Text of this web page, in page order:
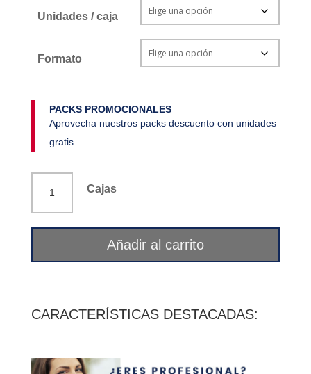
Unidades / caja
Formato
PACKS PROMOCIONALES
Aprovecha nuestros packs descuento con unidades
gratis.
(Fe)
Cajas
Añadir al carrito
CARACTERÍSTICAS DESTACADAS: